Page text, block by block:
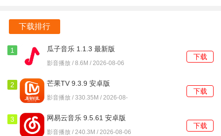
下载排行
1 瓜子音乐 1.1.3 最新版
影音播放 / 8.6M / 2026-08-06
下载
2 芒果TV 9.3.9 安卓版
影音播放 / 330.35M / 2026-08-
下载
3 网易云音乐 9.5.61 安卓版
影音播放 / 240.3M / 2026-08-06
下载